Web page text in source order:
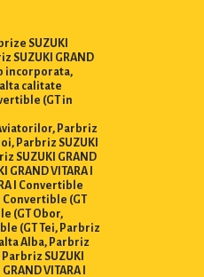
SUZUKI
SUZUKI GRAND
incorporata,
calitate
(GT in
Parbriz
Parbriz SUZUKI
SUZUKI GRAND
VITARA I
I Convertible
Convertible (GT
(GT Obor,
(GT Tei, Parbriz
Alba, Parbriz
SUZUKI
VITARA I